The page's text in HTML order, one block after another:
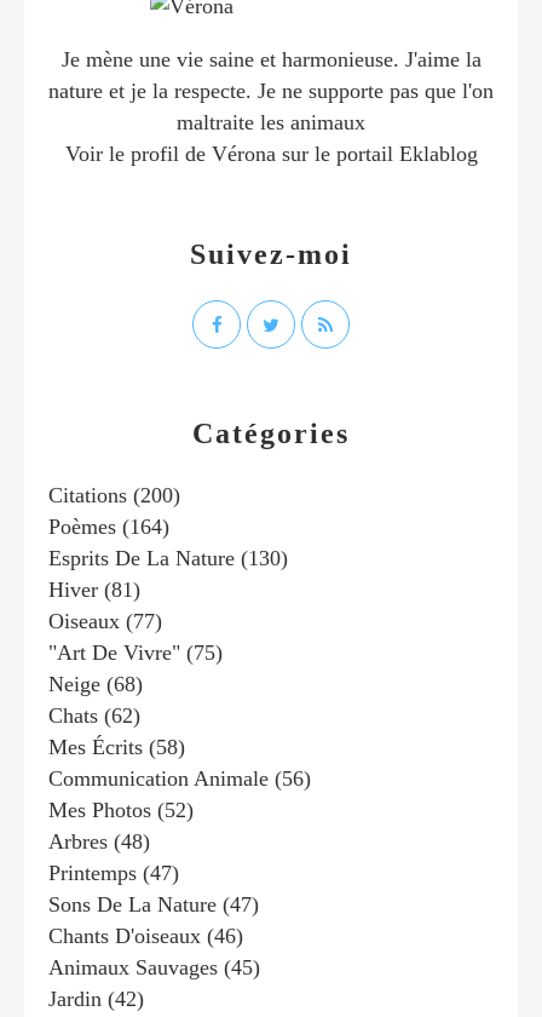
Catégories
Citations (200)
Poèmes (164)
Esprits De La Nature (130)
Hiver (81)
Oiseaux (77)
"art De Vivre" (75)
Neige (68)
Chats (62)
Mes Écrits (58)
Communication Animale (56)
Mes Photos (52)
Arbres (48)
Printemps (47)
Sons De La Nature (47)
Chants D'oiseaux (46)
Animaux Sauvages (45)
Jardin (42)
Suivez-moi
Je mène une vie saine et harmonieuse. J'aime la
nature et je la respecte. Je ne supporte pas que l'on
maltraite les animaux
Voir le profil de Véronasur le portail Eklablog